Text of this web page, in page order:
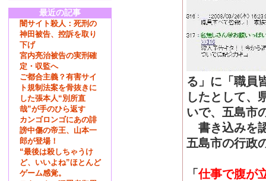
最近の記事
闇サイト殺人：死刑の
神田被告、控訴を取り
下げ
宮内亮治被告の実刑確
定・収監へ
ご都合主義？有害サイ
ト規制法案を骨抜きに
した張本人“別所直
哉”が手のひら返す
カンゴロンゴにあの誹
謗中傷の帝王、山本一
郎が登場！
“最後は殺しちゃうけ
ど、いいよね”ほとんど
ゲーム感覚。
る」に「職員
したとして、
いで、五島市
書き込みを
五島市の行政
「仕事で腹が